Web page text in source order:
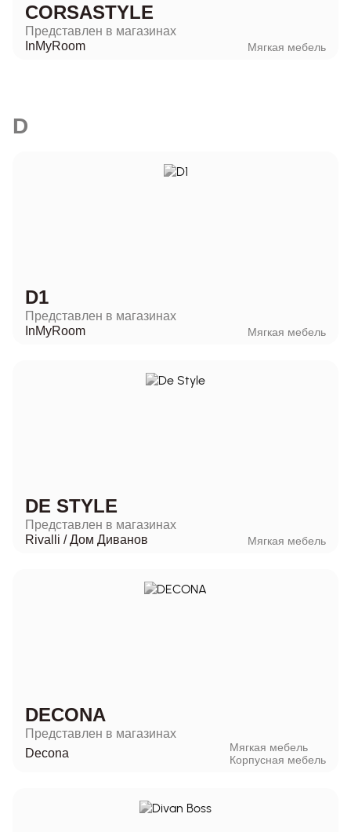
CORSASTYLE
Представлен в магазинах
InMyRoom
Мягкая мебель
D
D1
Представлен в магазинах
InMyRoom
Мягкая мебель
DE STYLE
Представлен в магазинах
Rivalli /Дом Диванов Мягкая мебель
DECONA
Представлен в магазинах
Decona
Мягкая мебель
Корпусная мебель